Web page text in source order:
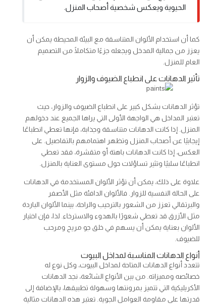
الحيوية ويعكس شخصية أصحاب المنزل.
كما أن استخدام الألوان المتناسقة مع البيئة المحيطة يمكن أن
يعزز من جمالية المدخل ويجعله جزءًا متكاملًا من التصميم
العام للمنزل.
تأثير الدهانات على انطباع الضيوف والزوار
تؤثر الدهانات بشكل كبير على انطباع الضيوف والزوار، حيث
تعتبر المداخل هي الواجهة الأولى التي يراها الجميع عند دخولهم
المنزل. إذا كانت الدهانات متناسقة وجذابة، فإنها تعطي انطباعًا
إيجابيًا عن أصحاب المنزل وتظهر اهتمامهم بالتفاصيل. على
العكس، إذا كانت الدهانات باهتة أو متقشرة، فقد تعطي
انطباعًا سلبيًا وتثير تساؤلات حول مستوى العناية بالمنزل.
علاوة على ذلك، يمكن أن تؤثر الألوان المستخدمة في الدهانات
على الحالة النفسية للزوار. فالألوان الدافئة مثل الأصفر
والبرتقالي تعزز من الشعور بالترحيب والراحة، بينما الألوان الباردة
مثل الأزرق قد تعطي شعورًا بالهدوء والاسترخاء. لذا، فإن اختيار
الألوان بعناية يمكن أن يسهم في خلق جو مريح ومرحب
للضيوف.
أنواع الدهانات المناسبة لمداخل البيوت
تتعدد أنواع الدهانات المتاحة لمداخل البيوت، وكل نوع له
خصائصه ومميزاته. من بين الأنواع الشائعة، نجد الدهانات
الأكريليكية التي تتميز بمرونتها وسهولة تطبيقها، بالإضافة إلى
قدرتها على مقاومة العوامل الجوية. تعتبر هذه الدهانات مثالية